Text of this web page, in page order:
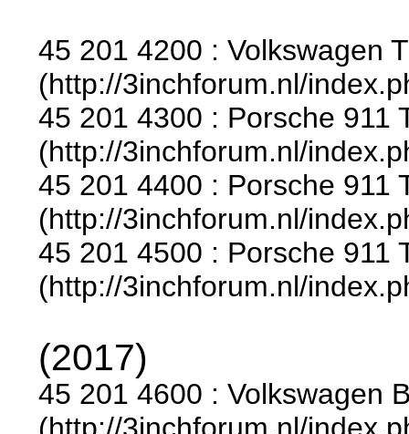
45 201 4200 : Volkswagen
(http://3inchforum.nl/
45 201 4300 : Porsche 911
(http://3inchforum.nl/
45 201 4400 : Porsche 911
(http://3inchforum.nl/
45 201 4500 : Porsche 911
(http://3inchforum.nl/
(2017)
45 201 4600 : Volkswagen